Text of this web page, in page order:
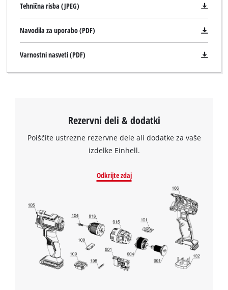
Tehnična risba (JPEG)
Navodila za uporabo (PDF)
Varnostni nasveti (PDF)
Rezervni deli & dodatki
Poiščite ustrezne rezervne dele ali dodatke za vaše
izdelke Einhell.
Odkrijte zdaj